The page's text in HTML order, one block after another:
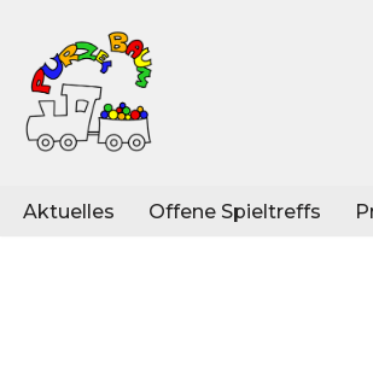
Zum
Inhalt
springen
Aktuelles Offene Spieltreffs